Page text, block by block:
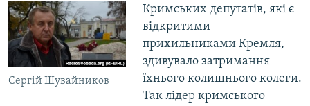
Сергій Шувайников
​Кримських депутатів, які є
відкритими
прихильниками Кремля,
здивувало затримання
їхнього колишнього колеги.
Так лідер кримського